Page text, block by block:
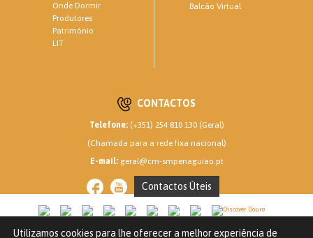
Onde Dormir
Produtores
Património
LIT
Balcão Virtual
CONTACTOS
Telefone:(+351) 254 810 130 (Geral)
(Chamada para a rede fixa nacional)
E-mail:geral@cm-smpenaguiao.pt
Contactos Úteis
CM SANTA MARTA DE PENAGUIÃO © 2020
Utilizamos cookies para lhe oferecer a melhor experiência de